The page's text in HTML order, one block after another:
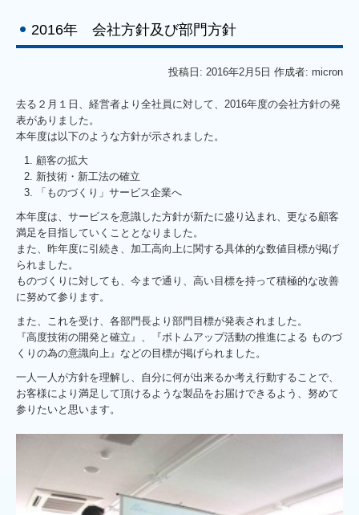
2016年 会社方針及び部門方針
投稿日: 2016年2月5日 作成者: micron
去る２月１日、経営者より全社員に対して、2016年度の会社方針の発
表がありました。
本年度は以下のような方針が示されました。
顧客の拡大
新技術・新工法の確立
「ものづくり」サービス企業へ
本年度は、サービスを意識した方針が新たに盛り込まれ、更なる顧客
満足を目指していくこととなりました。
また、昨年度に引続き、加工高向上に関する具体的な数値目標が掲げ
られました。
ものづくりに対しても、今まで通り、高い目標を持って積極的な改善
に努めて参ります。
また、これを受け、各部門長より部門目標が発表されました。
『高度技術の開発と確立』、『ボトムアップ活動の推進による ものづ
くりの為の意識向上』などの目標が掲げられました。
一人一人が方針を理解し、自分に何が出来るか考え行動することで、
お客様により満足して頂けるような製品をお届けできるよう、努めて
参りたいと思います。